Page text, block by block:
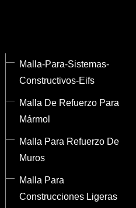
Malla-Para-Sistemas-
Constructivos-Eifs
Malla De Refuerzo Para
Mármol
Malla Para Refuerzo De
Muros
Malla Para
Construcciones Ligeras